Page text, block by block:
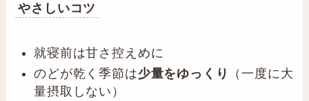
やさしいコツ
就寝前は甘さ控えめに
のどが乾く季節は少量をゆっくり
（一度に大
量摂取しない）